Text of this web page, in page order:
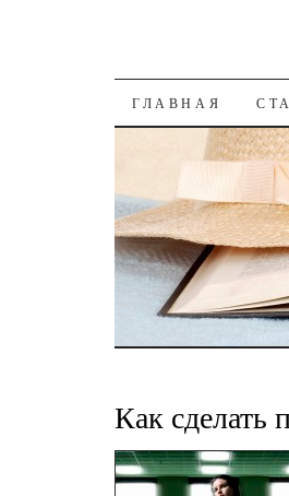
К
ГЛАВНАЯ
Как сделать